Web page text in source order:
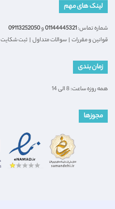
لینک های مهم
شماره تماس:01144445321و09113252050
قوانین و مقررات | سوالات متداول | ثبت شکایت
زمان بندی
همه روزه ساعت: 8 الی 14
مجوزها